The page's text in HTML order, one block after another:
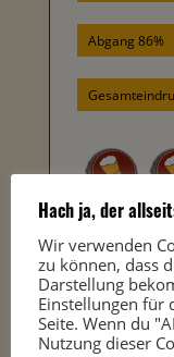
Abgang 86%
Hier
Hach ja, der
Wir verwenden
zu können, dass
Darstellung
Einstellungen für
Seite. Wenn du
Nutzung dieser